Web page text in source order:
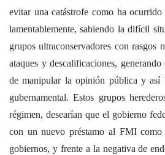
evitar una catástrofe como ha ocurrido
lamentablemente, sabiendo la difícil
grupos ultraconservadores con rasgos
ataques y descalificaciones,
de manipular la opinión pública y así
gubernamental. Estos grupos
régimen, desearían que el gobierno
con un nuevo préstamo al FMI
gobiernos, y frente a la negativa de